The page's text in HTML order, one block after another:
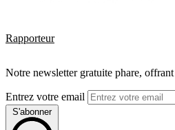
Rapporteur
Notre newsletter gratuite phare,
Entrez votre email
S'abonner